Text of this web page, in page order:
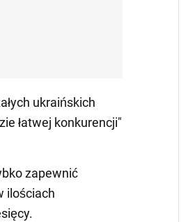
ukraińskich
łatwej konkurencji"
zapewnić
ilościach